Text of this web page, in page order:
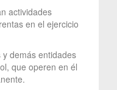
actividades
en el ejercicio
demás entidades
que operen en él